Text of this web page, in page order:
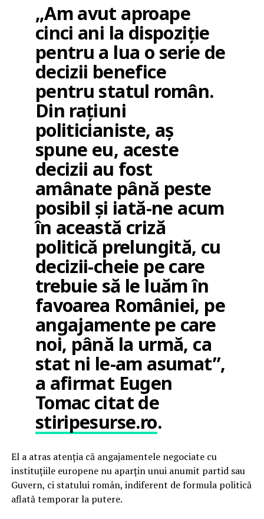
„Am avut aproape
cinci ani la dispoziție
pentru a lua o serie de
decizii benefice
pentru statul român.
Din rațiuni
politicianiste, aș
spune eu, aceste
decizii au fost
amânate până peste
posibil și iată-ne acum
în această criză
politică prelungită, cu
decizii-cheie pe care
trebuie să le luăm în
favoarea României, pe
angajamente pe care
noi, până la urmă, ca
stat ni le-am asumat”,
a afirmat Eugen
Tomac citat de
stiripesurse.ro.
El a atras atenția că angajamentele negociate cu
instituțiile europene nu aparțin unui anumit partid sau
Guvern, ci statului român, indiferent de formula politică
aflată temporar la putere.